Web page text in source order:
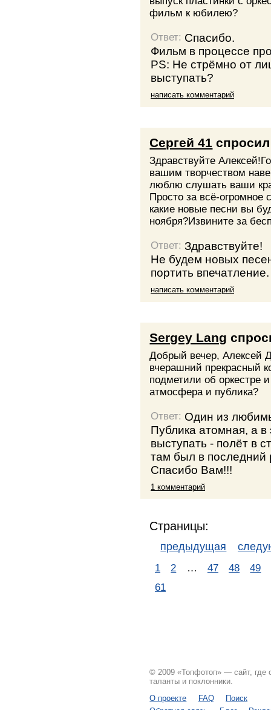
фильм к юбилею?
Ответ: Спасибо.
Фильм в процессе
PS: Не стрёмно от
выступать?
написать комментарий
Сергей 41 спросил
Здравствуйте
вашим творчеством
люблю слушать ваши
Просто за всё-огромное
какие новые песни вы
ноября?Извините за
Ответ:Здравствуйте!
Не будем новых
портить впечатление.
написать комментарий
Sergey Lang
Добрый вечер, Алексей
вчерашний прекрасный
подметили об оркестре
атмосфера и публика?
Ответ: Один из
Публика атомная, а
выступать - полёт в
там был в последний
Спасибо Вам!!!
1 комментарий
Страницы:
предыдущая
1 2 … 47 48
49
61
© 2009 «Топфотоп» — сайт, где
таланты и поклонники.
О проекте
FAQ
Поиск